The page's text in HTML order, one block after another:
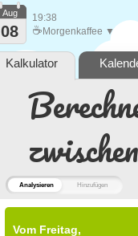
Analysieren Hinzufügen
zwischen
Vom Freitag,
Aug
08
19:38
☕ Morgenkaffee ▼
Kalkulator